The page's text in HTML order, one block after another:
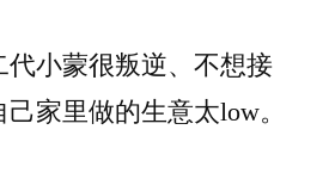
如
是
说，
代小蒙很叛逆、不想接
家里做的生意太low。